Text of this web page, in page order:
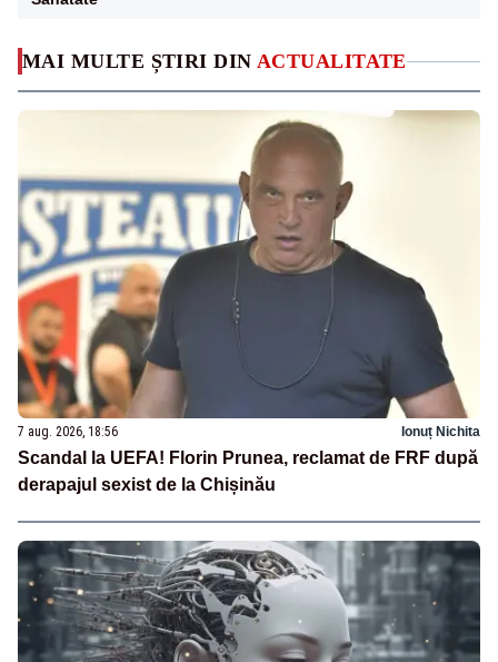
MAI MULTE ȘTIRI DIN ACTUALITATE
7 aug. 2026, 18:56 Ionuț Nichita
Scandal la UEFA! Florin Prunea, reclamat de FRF după
derapajul sexist de la Chișinău